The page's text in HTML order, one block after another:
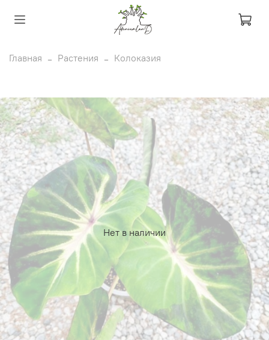
Главная Растения Колоказия
Нет в наличии